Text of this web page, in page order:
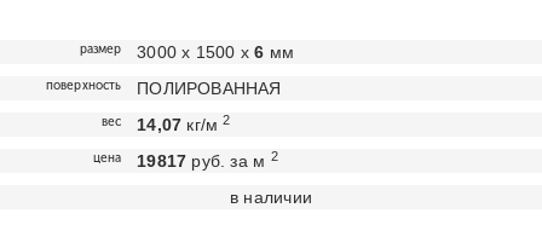
размер 3000 х 1500 х6 мм
поверхность ПОЛИРОВАННАЯ
вес 14,07 кг/м2
цена 19817 руб. за м 2
в наличии